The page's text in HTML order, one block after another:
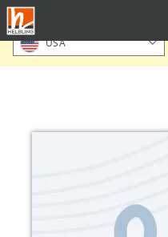
Direkt
zum
Inhalt
Bitte Standort bestätigen oder
USA